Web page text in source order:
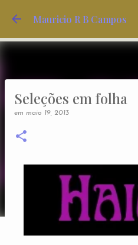
Pular para o
Mauricio R B Campos
Seleções em folha
em maio 19, 2013